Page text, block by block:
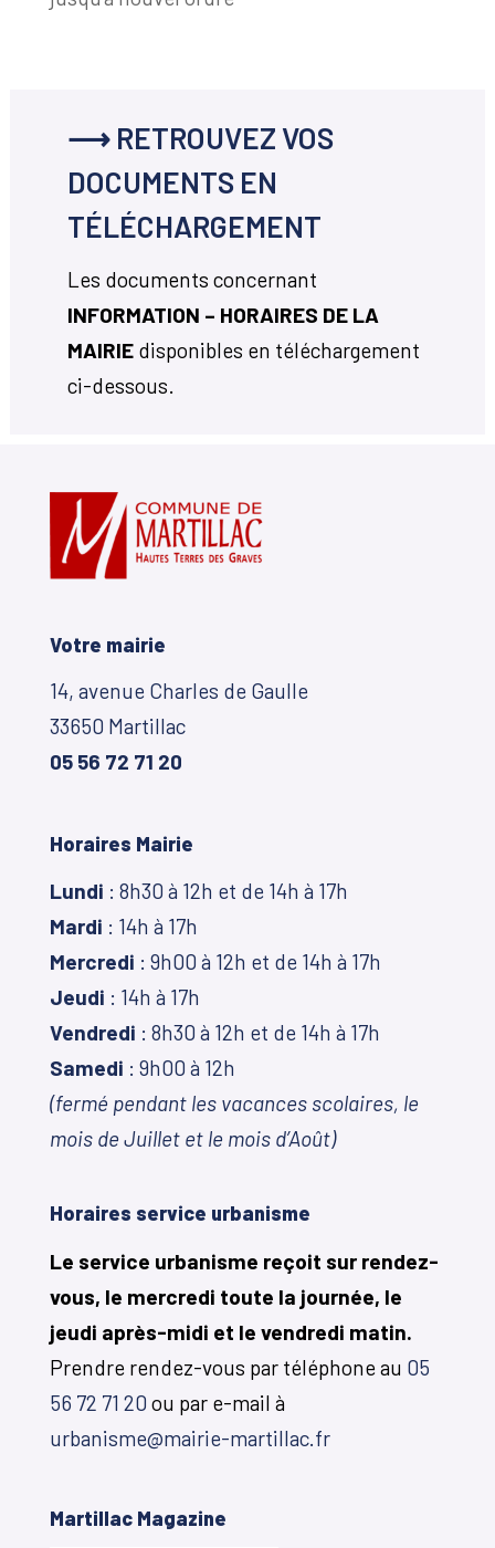
⟶ RETROUVEZ VOS
DOCUMENTS EN
TÉLÉCHARGEMENT
Les documents concernant
INFORMATION – HORAIRES DE LA
MAIRIE disponibles en téléchargement
ci-dessous.
Votre mairie
14, avenue Charles de Gaulle
33650 Martillac
05 56 72 71 20
Horaires Mairie
Lundi : 8h30 à 12h et de 14h à 17h
Mardi : 14h à 17h
Mercredi : 9h00 à 12h et de 14h à 17h
Jeudi : 14h à 17h
Vendredi : 8h30 à 12h et de 14h à 17h
Samedi : 9h00 à 12h
(fermé pendant les vacances scolaires, le
mois de Juillet et le mois d’Août)
Horaires service urbanisme
Le service urbanisme reçoit sur rendez-
vous, le mercredi toute la journée, le
jeudi après-midi et le vendredi matin.
Prendre rendez-vous par téléphone au 05
56 72 71 20 ou par e-mail à
urbanisme@mairie-martillac.fr
Martillac Magazine